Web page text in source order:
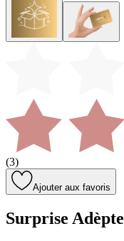
(3)
Ajouter aux favoris
Surprise Adèpte